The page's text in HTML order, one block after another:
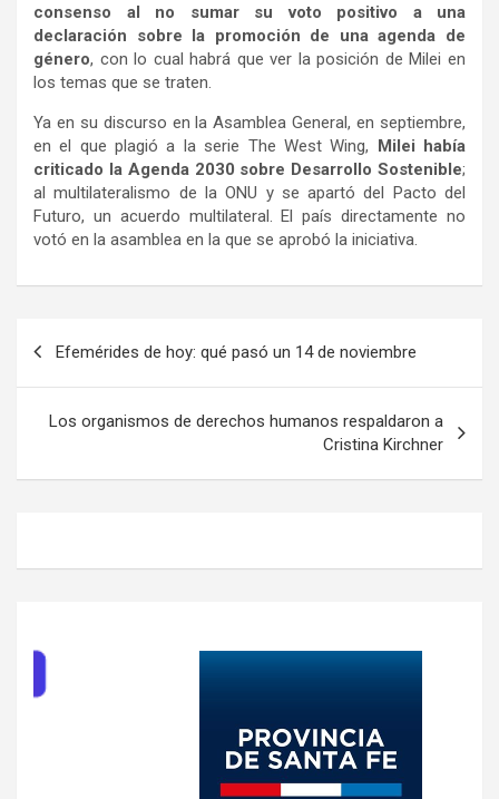
consenso al no sumar su voto positivo a una
declaración sobre la promoción de una agenda de
género, con lo cual habrá que ver la posición de Milei en
los temas que se traten.
Ya en su discurso en la Asamblea General, en septiembre,
en el que plagió a la serie The West Wing, Milei había
criticado la Agenda 2030 sobre Desarrollo Sostenible;
al multilateralismo de la ONU y se apartó del Pacto del
Futuro, un acuerdo multilateral. El país directamente no
votó en la asamblea en la que se aprobó la iniciativa.
entradas
Efemérides de hoy: qué pasó un 14 de noviembre
Los organismos de derechos humanos respaldaron a
Cristina Kirchner